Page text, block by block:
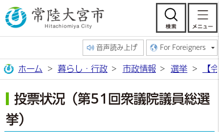
常陸大宮市公
検
音声読み上げ For Foreigners
ホーム 暮らし・行政 市政情報 選挙 【
投票状況（第51回衆議院議員総選
挙）